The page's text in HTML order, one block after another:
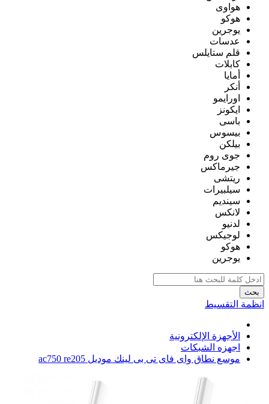
هواوى
هوكو
يوجرين
عدسات
قلم ستايلس
كابلات
أمايا
أنكر
اورايمو
ايكونز
باسى
بيسوس
بيلكن
جوى روم
جيرماكس
ريتشى
سيلبيرات
سينديم
لانكس
لدنيو
لوجيكس
هوكو
يوجرين
بحث
انظمة التقسيط
الأجهزة الإلكترونية
اجهزه الشبكات
موسع نطاق واى فاى تى بى لينك موديل ac750 re205